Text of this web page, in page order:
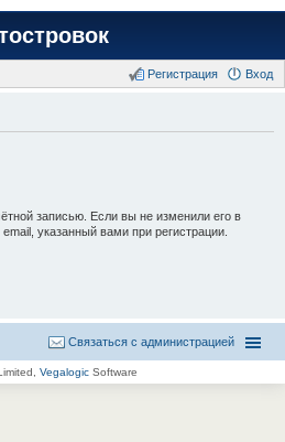
Вход
Регистрация
записью. Если вы не изменили его в
указанный вами при регистрации.
Связаться с администрацией
Vegalogic Software